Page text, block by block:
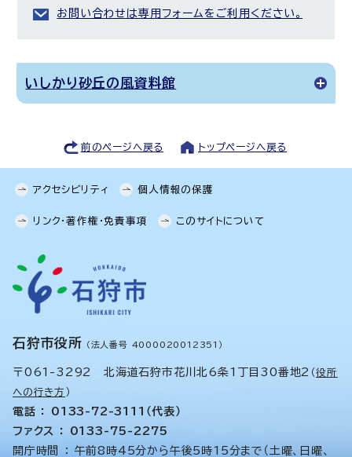
お問い合わせは専用フォームをご利用ください。
いしかり砂丘の風資料館
前のページへ戻る トップページへ戻る
アクセシビリティ 個人情報の保護
リンク・著作権・免責事項 このサイトについて
石狩市役所 （法人番号 4000020012351）
〒061-3292 北海道石狩市花川北6条1丁目30番地2 （役所
への行き方 ）
電話 ： 0133-72-3111（代表）
ファクス ： 0133-75-2275
開庁時間 ： 午前8時45分から午後5時15分まで（土曜、日曜、